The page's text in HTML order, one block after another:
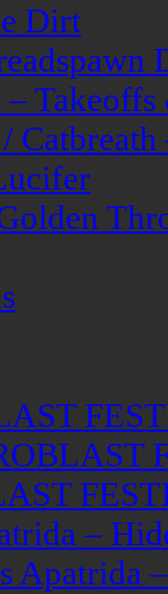
Dirt
–
Apatrida